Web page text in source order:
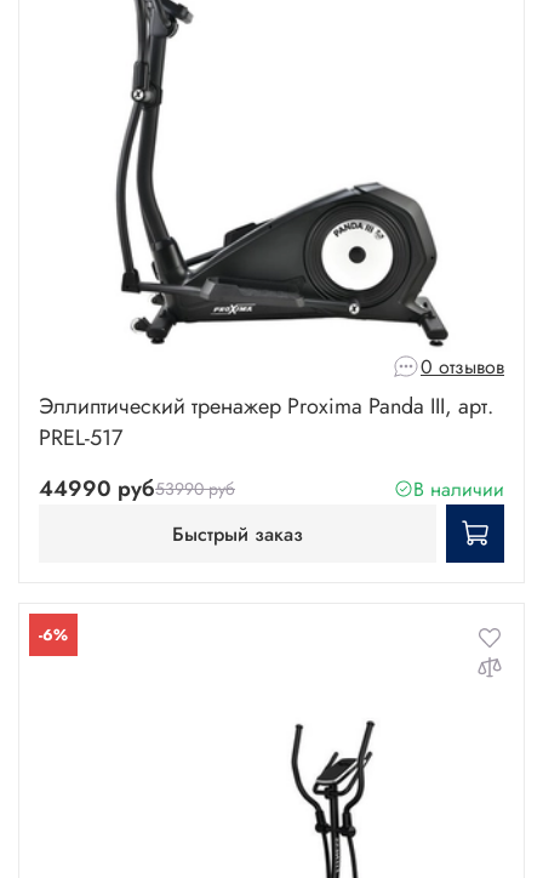
0 отзывов
Эллиптический тренажер Proxima Panda III, арт.
PREL-517
44990 руб53990 руб
В наличии
Быстрый заказ
-6%